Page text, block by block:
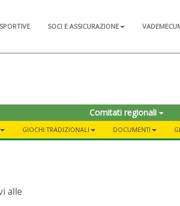
SOCI E ASSICURAZIONE
Comitati regionali
GIOCHI TRADIZIONALI DOCUMENTI
alle